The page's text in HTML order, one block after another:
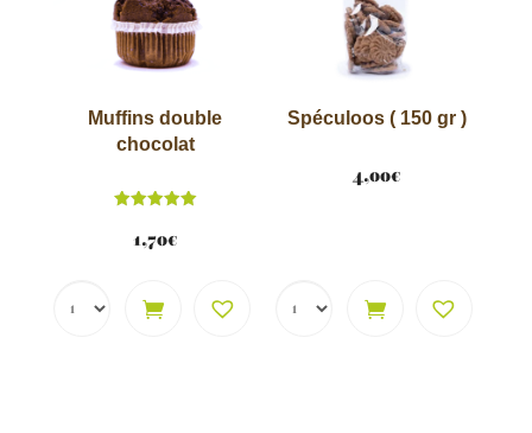
Muffins double
chocolat
5.00
sur 5
1,70€
Spéculoos ( 150 gr )
4,00€